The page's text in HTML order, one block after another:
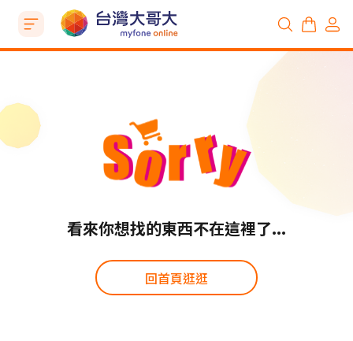
看來你想找的東西不在這裡了...
回首頁逛逛